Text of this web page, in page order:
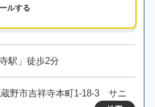
ルする
駅」徒歩2分
野市吉祥寺本町1-18-3 サニ